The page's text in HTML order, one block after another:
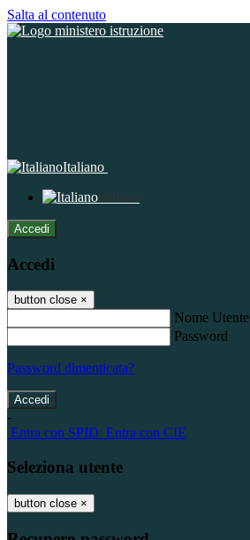
Salta al contenuto
Italiano
Italiano
Accedi
Accedi
button close ×
Nome Utente
Password
Password dimenticata?
-
Entra con SPID Entra con CIE
Seleziona utente
button close ×